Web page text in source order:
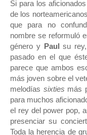
Si para los
de los
que para no
nombre se reformuló
género y
Paul
su
pasado en el que
parece que ambos
más joven sobre el
melodías sixties más
para muchos
el rey del power pop,
presenciar su
Toda la herencia de